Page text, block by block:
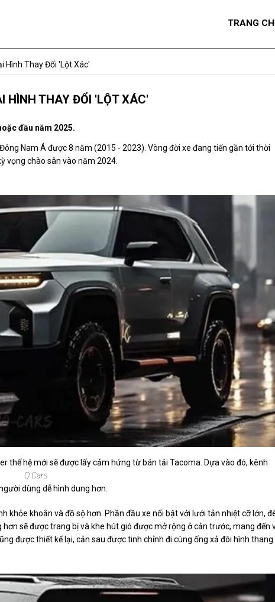
TRANG
Hình Thay Đổi 'lột Xác'
HÌNH THAY ĐỔI 'LỘT XÁC'
đầu năm 2025.
Nam Á được 8 năm (2015 - 2023). Vòng đời xe đang tiến gần tới thời
vọng chào sân vào năm 2024.
thế hệ mới sẽ được lấy cảm hứng từ bán tải Tacoma. Dựa vào đó, kênh
Q Cars
dùng dễ hình dung hơn.
khỏe khoắn và đồ sộ hơn. Phần đầu xe nổi bật với lưới tản nhiệt cỡ lớn,
sẽ được trang bị và khe hút gió được mở rộng ở cản trước, mang đến
được thiết kế lại, cản sau được tinh chỉnh đi cùng ống xả đôi hình thang.